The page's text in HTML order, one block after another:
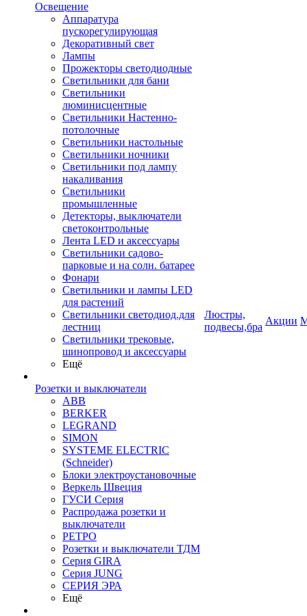
Освещение
Аппаратура
пускорегулирующая
Декоративный свет
Лампы
Прожекторы светодиодные
Светильники для бани
Светильники
люминисцентные
Светильники Настенно-
потолочные
Светильники настольные
Светильники ночники
Светильники под лампу
накаливания
Светильники
промышленные
Детекторы, выключатели
светоконтрольные
Лента LED и аксессуары
Светильники садово-
парковые и на солн. батарее
Фонари
Светильники и лампы LED
для растений
Светильники светодиод.для
лестниц
Светильники трековые,
шинопровод и аксессуары
Ещё
Розетки и выключатели
ABB
BERKER
LEGRAND
SIMON
SYSTEME ELECTRIC
(Schneider)
Блоки электроустановочные
Веркель Швеция
ГУСИ Серия
Распродажа розетки и
выключатели
РЕТРО
Розетки и выключатели ТДМ
Серия GIRA
Серия JUNG
СЕРИЯ ЭРА
Ещё
Люстры,
подвесы,бра
Акции